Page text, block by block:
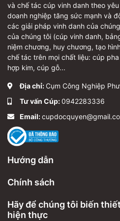
và chế tác cúp vinh danh theo
doanh nghiệp tăng sức mạnh và
các giải pháp vinh danh của
của chúng tôi (cúp vinh danh,
niệm chương, huy chương, tạo
chế tác trên mọi chất liệu: cúp
hợp kim, cúp gỗ...
Địa chỉ: Cụm Công Nghiệp
Tư vấn Cúp:0942283336
Email:
Hướng dẫn
Chính sách
Hãy để chúng tôi biến
hiện thực